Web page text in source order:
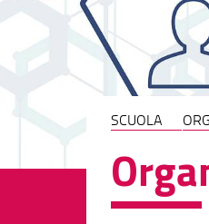
SCUOLA